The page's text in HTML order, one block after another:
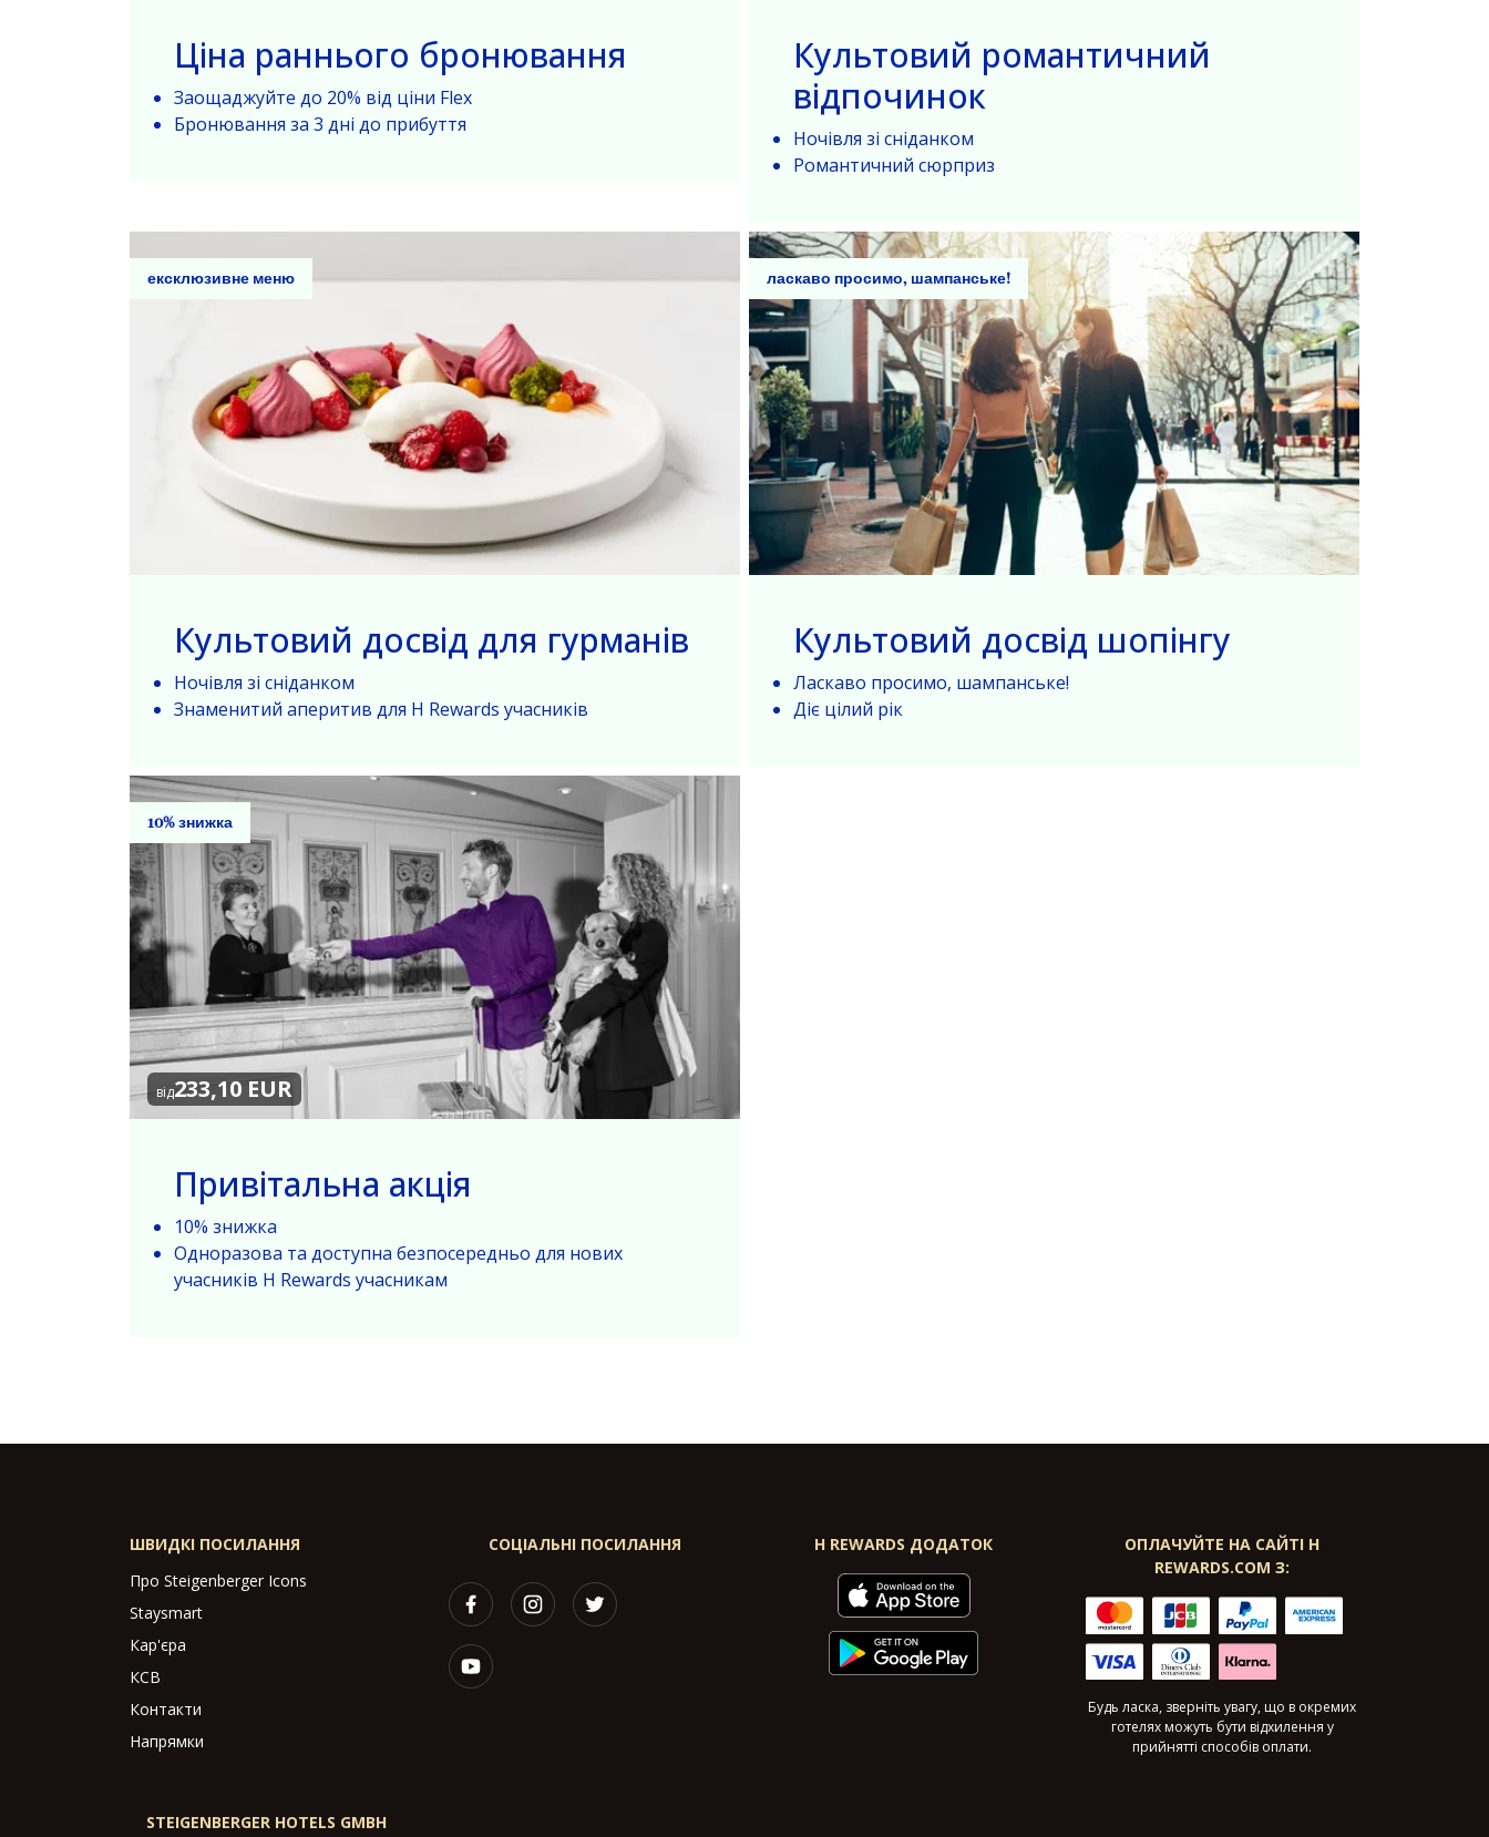
Ціна раннього бронювання
Заощаджуйте до 20% від ціни Flex
Бронювання за 3 дні до прибуття
Культовий романтичний
відпочинок
Ночівля зі сніданком
Романтичний сюрприз
ексклюзивне меню
Культовий досвід для гурманів
Ночівля зі сніданком
Знаменитий аперитив для H Rewards учасників
ласкаво просимо, шампанське!
Культовий досвід шопінгу
Ласкаво просимо, шампанське!
Діє цілий рік
10% знижка
від233,10 EUR
Привітальна акція
10% знижка
Одноразова та доступна безпосередньо для нових
учасників H Rewards учасникам
ШВИДКІ ПОСИЛАННЯ
Про Steigenberger Icons
Staysmart
Кар'єра
КСВ
Контакти
Напрямки
СОЦІАЛЬНІ ПОСИЛАННЯ H REWARDS ДОДАТОК
ОПЛАЧУЙТЕ НА САЙТІ H
REWARDS.COM З:
Будь ласка, зверніть увагу, що в окремих
готелях можуть бути відхилення у
прийнятті способів оплати.
STEIGENBERGER HOTELS GMBH